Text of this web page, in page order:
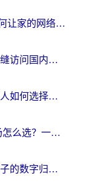
Openwrt 回国：在海外，如何让家的网络触手可及
香港翻墙回内地：海外党无缝访问国内资源的加速器选择全攻略
迅游和回国好用吗？海外华人如何选择靠谱的回国加速器
海外党必看：Clash回国机场怎么选？一篇搞定无缝访问国内资源的全攻略
穿梭和松果哪个好？海外游子的数字归乡路，到底该怎么选